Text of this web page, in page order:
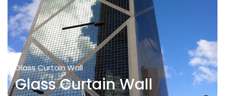
Glass Curtain Wall
Glass Curtain Wall